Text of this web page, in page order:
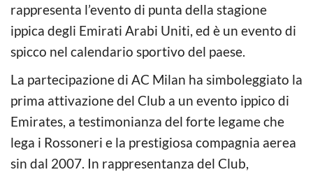
rappresenta l’evento di punta della stagione
ippica degli Emirati Arabi Uniti, ed è un evento di
spicco nel calendario sportivo del paese.
La partecipazione di AC Milan ha simboleggiato la
prima attivazione del Club a un evento ippico di
Emirates, a testimonianza del forte legame che
lega i Rossoneri e la prestigiosa compagnia aerea
sin dal 2007. In rappresentanza del Club,